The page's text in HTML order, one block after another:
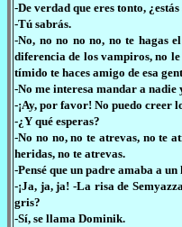
-De verdad que eres tonto,
-Tú sabrás.
-No, no no no no, no te hagas
diferencia de los vampiros, no
tímido te haces amigo de esa
-No me interesa mandar a nadie
-¡Ay, por favor! No puedo creer
-¿Y qué esperas?
-No no no, no te atrevas, no te
heridas, no te atrevas.
-Pensé que un padre amaba a un
-¡Ja, ja, ja! -La risa de
gris?
-Sí, se llama Dominik.